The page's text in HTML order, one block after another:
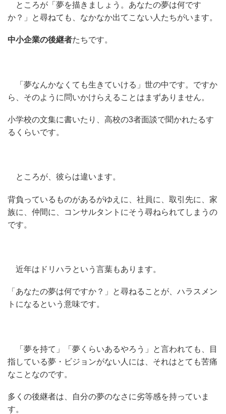
ところが「夢を描きましょう。あなたの夢は何です
か？」と尋ねても、なかなか出てこない人たちがいます。
中小企業の後継者たちです。
「夢なんかなくても生きていける」世の中です。ですか
ら、そのように問いかけらえることはまずありません。
小学校の文集に書いたり、高校の3者面談で聞かれたるす
るくらいです。
ところが、彼らは違います。
背負っているものがあるがゆえに、社員に、取引先に、家
族に、仲間に、コンサルタントにそう尋ねられてしまうの
です。
近年はドリハラという言葉もあります。
「あなたの夢は何ですか？」と尋ねることが、ハラスメン
トになるという意味です。
「夢を持て」「夢くらいあるやろう」と言われても、目
指している夢・ビジョンがない人には、それはとても苦痛
なことなのです。
多くの後継者は、自分の夢のなさに劣等感を持っていま
す。